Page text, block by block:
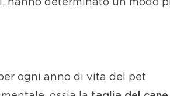
hanno determinato un modo
ogni anno di vita del pet